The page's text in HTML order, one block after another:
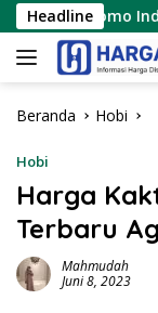
Langsung
ke
konten
Headline
Indomaret
Beranda Hobi
Hobi
Harga
Terbaru
Mahmudah
Juni 8, 2023